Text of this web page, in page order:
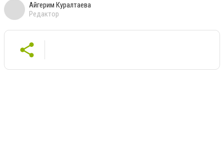
Айгерим Куралтаева
Редактор